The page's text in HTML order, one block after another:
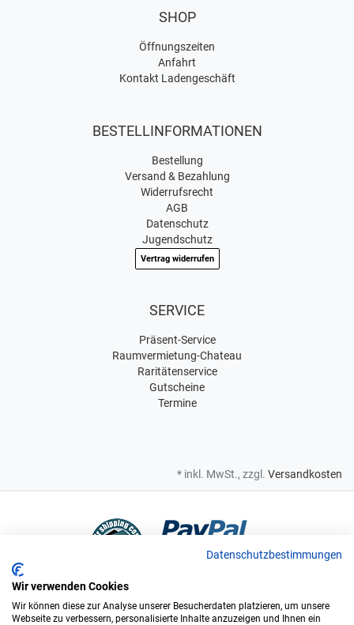
SHOP
Öffnungszeiten
Anfahrt
Kontakt Ladengeschäft
BESTELLINFORMATIONEN
Bestellung
Versand & Bezahlung
Widerrufsrecht
AGB
Datenschutz
Jugendschutz
Vertrag widerrufen
SERVICE
Präsent-Service
Raumvermietung-Chateau
Raritätenservice
Gutscheine
Termine
* inkl. MwSt., zzgl. Versandkosten
Bei uns sind Sie in sicheren Händen
Datenschutzbestimmungen
Wir verwenden Cookies
Wir können diese zur Analyse unserer Besucherdaten platzieren, um unsere
Webseite zu verbessern, personalisierte Inhalte anzuzeigen und Ihnen ein